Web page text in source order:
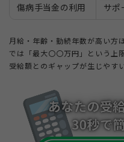
傷病手当金の利用 サポ
月給・年齢・勤続年数が高い方
では「最大〇〇万円」という上
受給額とのギャップが生じやす